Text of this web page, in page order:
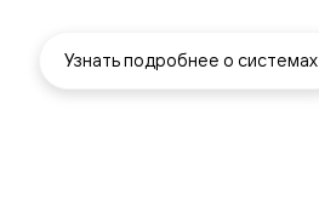
Узнать подробнее о системах